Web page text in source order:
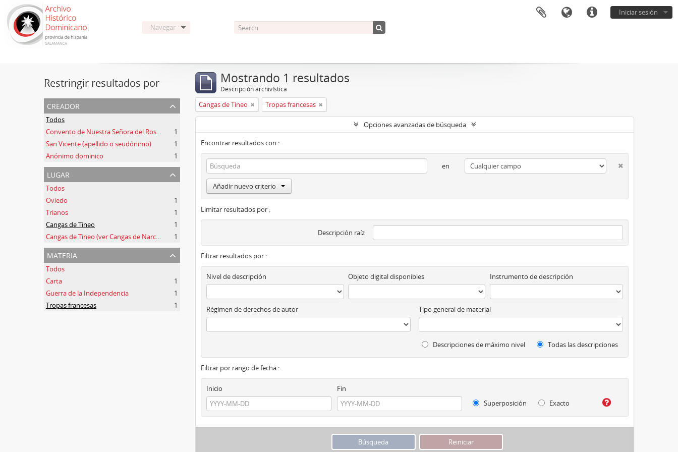
Iniciar sesión
Navegar
Restringir resultados por
creador
Todos
Convento de Nuestra Señora del Rosario de Oviedo
1
San Vicente (apellido o seudónimo)
1
Anónimo dominico
1
lugar
Todos
Oviedo
1
Trianos
1
Cangas de Tineo
1
Cangas de Tineo (ver Cangas de Narcea)
1
materia
Todos
Carta
1
Guerra de la Independencia
1
Tropas francesas
1
Mostrando 1 resultados
Descripción archivística
Cangas de Tineo Tropas francesas
Opciones avanzadas de búsqueda
Encontrar resultados con :
en
Añadir nuevo criterio
Limitar resultados por :
Descripción raíz
Filtrar resultados por :
Nivel de descripción Objeto digital disponibles Instrumento de descripción
Régimen de derechos de autor Tipo general de material
Descripciones de máximo nivel Todas las descripciones
Filtrar por rango de fecha :
Inicio
Fin
Superposición
Exacto